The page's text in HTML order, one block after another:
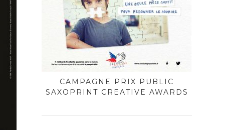
CAMPAGNE PRIX PUBLIC
SAXOPRINT CREATIVE AWARDS